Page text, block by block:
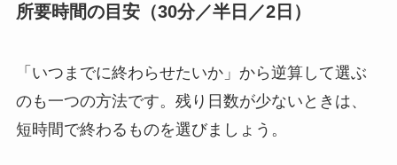
所要時間の目安（30分／半日／2日）
「いつまでに終わらせたいか」から逆算して選ぶ
のも一つの方法です。残り日数が少ないときは、
短時間で終わるものを選びましょう。